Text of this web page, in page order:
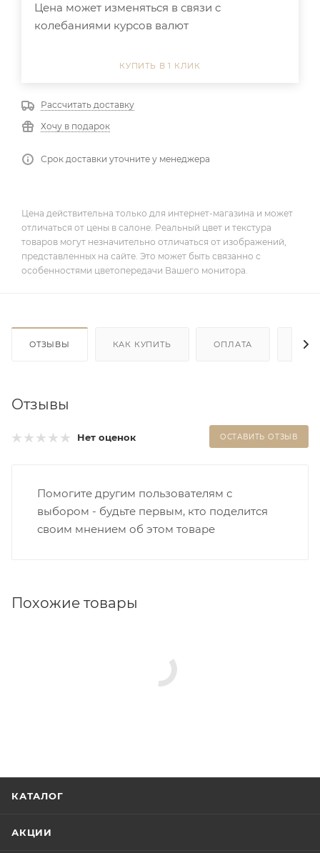
Цена может изменяться в связи с
колебаниями курсов валют
КУПИТЬ В 1 КЛИК
Рассчитать доставку
Хочу в подарок
Срок доставки уточните у менеджера
Цена действительна только для интернет-магазина и может
отличаться от цены в салоне. Реальный цвет и текстура
товаров могут незначительно отличаться от изображений,
представленных на сайте. Это может быть связанно с
особенностями цветопередачи Вашего монитора.
ОТЗЫВЫ КАК КУПИТЬ ОПЛАТА
Отзывы
Нет оценок ОСТАВИТЬ ОТЗЫВ
Помогите другим пользователям с
выбором - будьте первым, кто поделится
своим мнением об этом товаре
Похожие товары
КАТАЛОГ
АКЦИИ